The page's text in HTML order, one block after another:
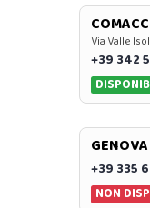
Via Valle
+39 342
GENOVA
+39 335
NON